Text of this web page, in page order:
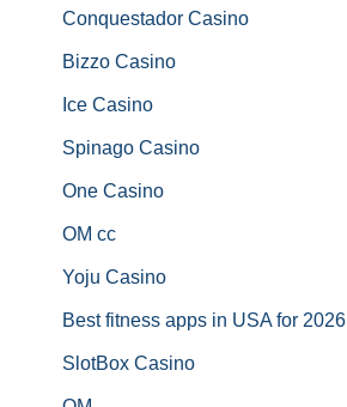
Conquestador Casino
Bizzo Casino
Ice Casino
Spinago Casino
One Casino
OM cc
Yoju Casino
Best fitness apps in USA for 2026
SlotBox Casino